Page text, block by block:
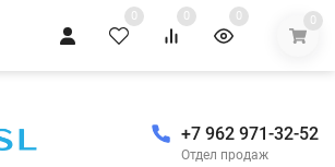
0 0 0 0
+7 962 971-32-52
Отдел продаж